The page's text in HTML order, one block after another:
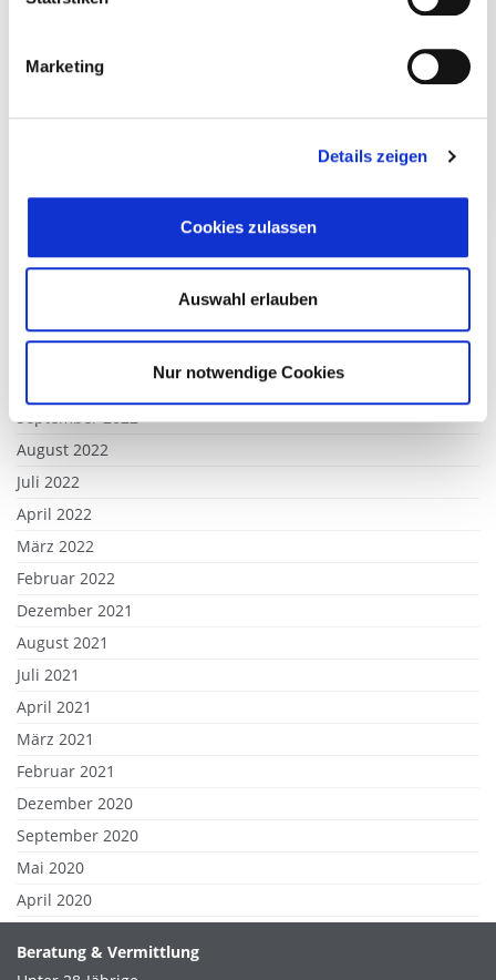
Marketing
Details zeigen
Cookies zulassen
Auswahl erlauben
Nur notwendige Cookies
November 2023
Juli 2023
Mai 2023
September 2022
August 2022
Juli 2022
April 2022
März 2022
Februar 2022
Dezember 2021
August 2021
Juli 2021
April 2021
März 2021
Februar 2021
Dezember 2020
September 2020
Mai 2020
April 2020
Beratung & Vermittlung